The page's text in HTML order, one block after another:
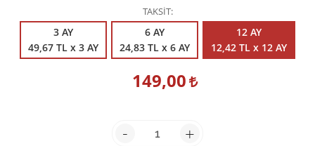
TAKSİT
3 AY
49,67 TL x 3 AY
6 AY
24,83 TL x 6 AY
12 AY
12,42 TL x 12 AY
149,00
- +